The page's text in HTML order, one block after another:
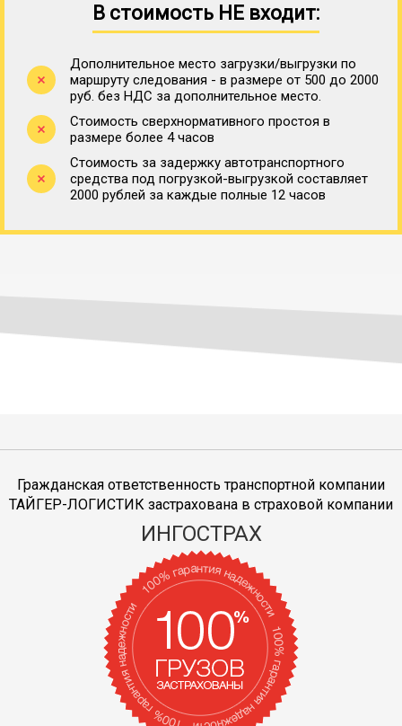
В стоимость НЕ входит:
Дополнительное место загрузки/выгрузки по
маршруту следования - в размере от 500 до 2000
руб. без НДС за дополнительное место.
Стоимость сверхнормативного простоя в
размере более 4 часов
Стоимость за задержку автотранспортного
средства под погрузкой-выгрузкой составляет
2000 рублей за каждые полные 12 часов
Гражданская ответственность транспортной компании
ТАЙГЕР-ЛОГИСТИК застрахована в страховой компании
ИНГОСТРАХ